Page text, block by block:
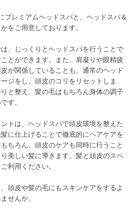
プレミアムヘッドスパと、ヘッドスパ＆
をご用意しております。
、じっくりとヘッドスパを行うことで
とができます。また、肩凝りや眼精疲
が関係していることも。通常のヘッド
ジをし、頭皮のコリをリセットしま
と整え、髪の毛はもちろん身体の調子
す。
トは、ヘッドスパで頭皮環境を整えた
に仕上げることで徹底的にヘアケアを
ちろん、頭皮のケアも同時に行うこと
美しい髪に導きます。髪と頭皮のスペ
利用ください。
頭皮や髪の毛にもスキンケアをするよ
せんか。